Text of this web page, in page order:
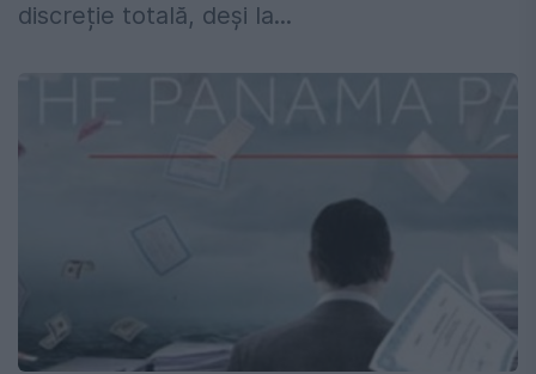
discreție totală, deși la...